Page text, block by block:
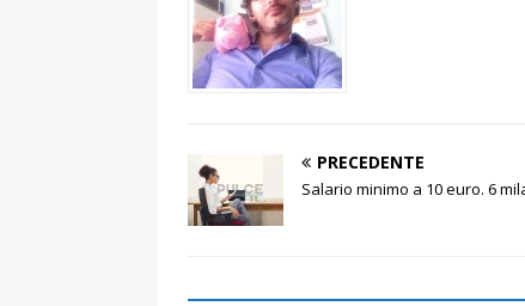
PRECEDENTE
Salario minimo a 10 euro. 6